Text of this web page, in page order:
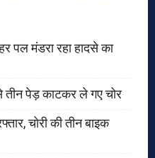
पल मंडरा रहा हादसे का
तीन पेड़ काटकर ले गए चोर
चोरी की तीन बाइक